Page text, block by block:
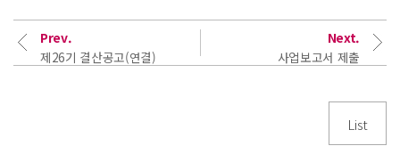
Prev.
제26기 결산공고(연결)
Next.
사업보고서 제출
List